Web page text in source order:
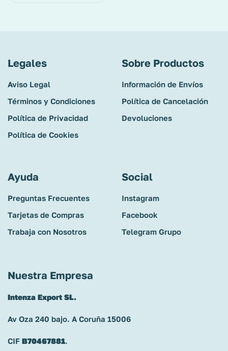
Legales
Aviso Legal
Términos y Condiciones
Política de Privacidad
Política de Cookies
Sobre Productos
Información de Envíos
Política de Cancelación
Devoluciones
Ayuda
Preguntas Frecuentes
Tarjetas de Compras
Trabaja con Nosotros
Social
Instagram
Facebook
Telegram Grupo
Nuestra Empresa
Intenza Export SL.
Av Oza 240 bajo. A Coruña 15006
CIF B70467881.